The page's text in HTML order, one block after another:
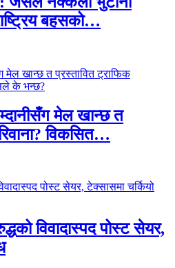
बहसको…
मेल खान्छ त
विकसित…
विवादास्पद पोस्ट सेयर,